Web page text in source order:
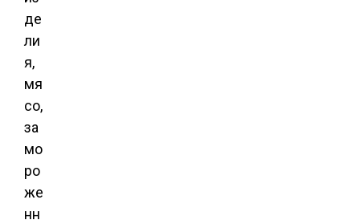
де
ли
я,
мя
со,
за
мо
ро
же
нн